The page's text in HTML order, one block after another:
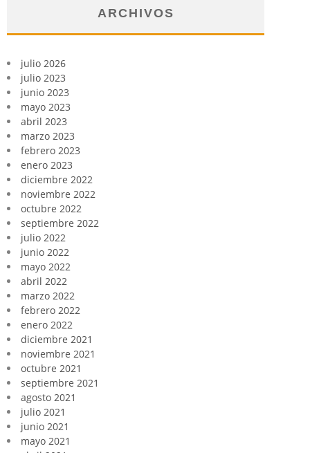
ARCHIVOS
julio 2026
julio 2023
junio 2023
mayo 2023
abril 2023
marzo 2023
febrero 2023
enero 2023
diciembre 2022
noviembre 2022
octubre 2022
septiembre 2022
julio 2022
junio 2022
mayo 2022
abril 2022
marzo 2022
febrero 2022
enero 2022
diciembre 2021
noviembre 2021
octubre 2021
septiembre 2021
agosto 2021
julio 2021
junio 2021
mayo 2021